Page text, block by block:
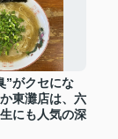
”がクセにな
東灘店は、六
にも人気の深